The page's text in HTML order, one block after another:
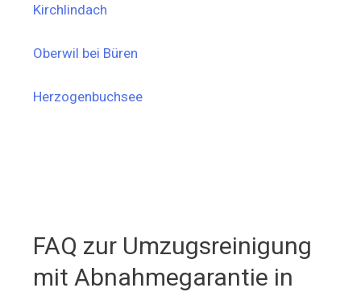
Kirchlindach
Oberwil bei Büren
Herzogenbuchsee
FAQ zur Umzugsreinigung
mit Abnahmegarantie in